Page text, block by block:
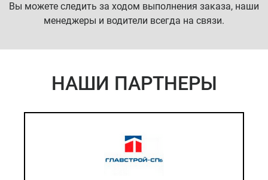
Вы можете следить за ходом выполнения заказа, наши
менеджеры и водители всегда на связи.
НАШИ ПАРТНЕРЫ